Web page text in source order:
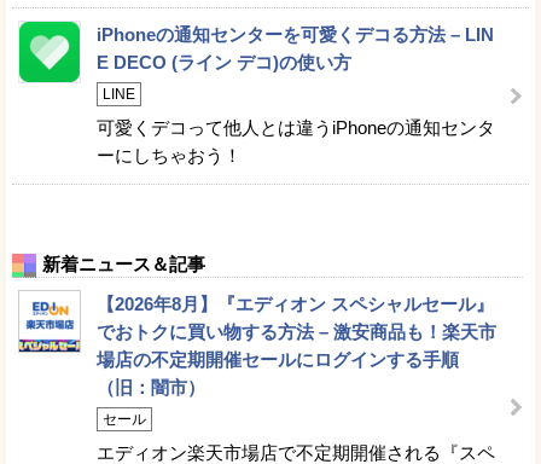
iPhoneの通知センターを可愛くデコる方法 – LIN
E DECO (ライン デコ)の使い方
LINE
可愛くデコって他人とは違うiPhoneの通知センタ
ーにしちゃおう！
新着ニュース＆記事
【2026年8月】『エディオン スペシャルセール』
でおトクに買い物する方法 – 激安商品も！楽天市
場店の不定期開催セールにログインする手順
（旧：闇市）
セール
エディオン楽天市場店で不定期開催される『スペ